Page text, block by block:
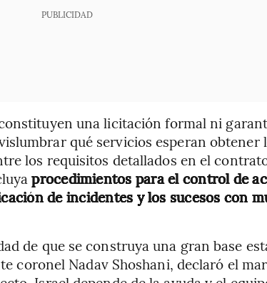
PUBLICIDAD
una licitación formal ni
qué servicios esperan obtener
los requisitos detallados en el
procedimientos para el control de
de incidentes y los sucesos con
de que se construya una gran base
coronel Nadav Shoshani, declaró el